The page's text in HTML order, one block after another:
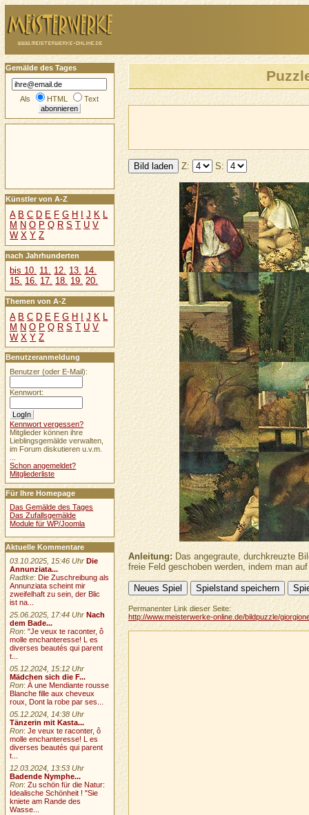
Z: S:
Anleitung:Das angegraute, durchkreuzte
freie Feld geschoben werden, indem man
Permanenter Link dieser Seite:
http://www.meisterwerke-online.de/bildpuzzle/
Gemälde des Tages
Als HTML Text
Künstler von A-Z
A B C D E F G H J K L
M N O P Q R S T U V
W X Y Z
nach Jahrhunderten
bis 10. 11. 12. 13. 14.
15. 16. 17. 18. 19. 20.
Themen von A-Z
A B C D E F G H I J K L
M N O P Q R S T U V
W X Y Z
Benutzeranmeldung
Benutzer (oder E-Mail):
Kennwort:
Kennwort vergessen?
Mitglieder können ihre
Lieblingsgemälde verwalten,
im Forum diskutieren u.v.m.
Schon angemeldet?
Mitgliederliste
Für Ihre Homepage
Das Gemälde des Tages
Das Zufallsgemälde
Module für WP/Joomla
Aktuelle Kommentare
03.10.2025, 15:46 Uhr Die
Annunziata...
Radtke: Die Zuschreibung als
Annunziata scheint mir
zweifelhaft zu sein, der Blic
ist na...
25.06.2025, 17:44 Uhr Nach
dem Bade...
Ron:"Je veux te raconter, ô
molle enchanteresse! L es
diverses beautés qui parent
t...
05.12.2024, 15:12 Uhr
Mädchen sich die F...
Ron:À une Mendiante rousse
Blanche fille aux cheveux
roux, Dont la robe par ses...
05.12.2024, 14:38 Uhr
Tänzerin mit Kasta...
Ron:Je veux te raconter, ô
molle enchanteresse! L es
diverses beautés qui parent
t...
12.03.2024, 13:53 Uhr
Badende Nymphe...
Ron:Zu schön für die Natur:
Idealische Schönheit ! "Sie
kniete am Rande des
Wasse...